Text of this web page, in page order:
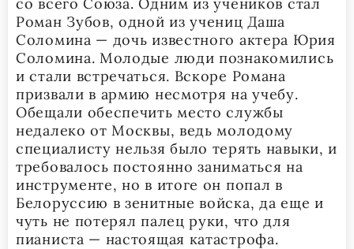
Роман Зубов, одной из учениц Даша
Соломина — дочь известного актера Юрия
Соломина. Молодые люди познакомились
и стали встречаться. Вскоре Романа
призвали в армию несмотря на учебу.
Обещали обеспечить место службы
недалеко от Москвы, ведь молодому
специалисту нельзя было терять навыки, и
требовалось постоянно заниматься на
инструменте, но в итоге он попал в
Белоруссию в зенитные войска, да еще и
чуть не потерял палец руки, что для
пианиста — настоящая катастрофа.